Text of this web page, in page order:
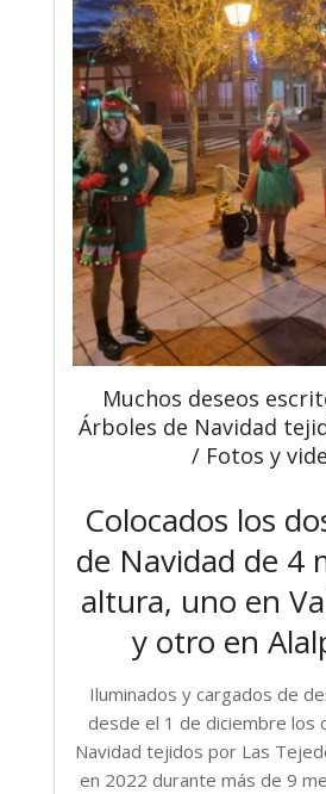
Muchos deseos
Árboles de Navidad
/ Fotos y
Colocados los
de Navidad de 4
altura, uno en
y otro en
Iluminados y cargados de
desde el 1 de diciembre los
Navidad tejidos por Las
en 2022 durante más de 9